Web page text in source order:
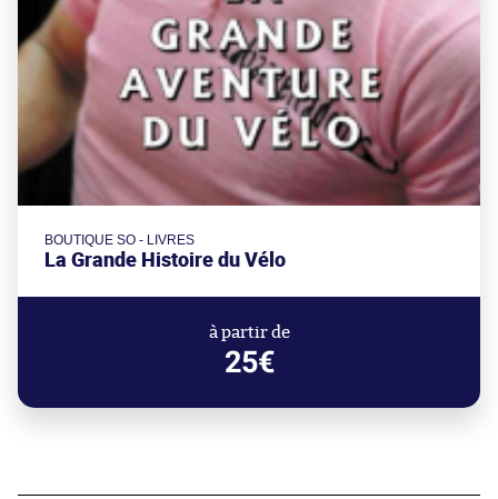
BOUTIQUE SO - LIVRES
La Grande Histoire du Vélo
à partir de
25€